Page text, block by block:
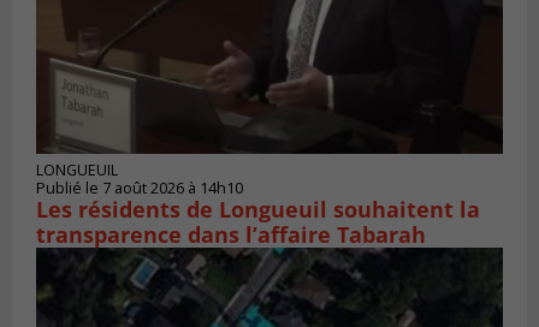
LONGUEUIL
Publié le 7 août 2026 à 14h10
Les résidents de Longueuil souhaitent la
transparence dans l’affaire Tabarah